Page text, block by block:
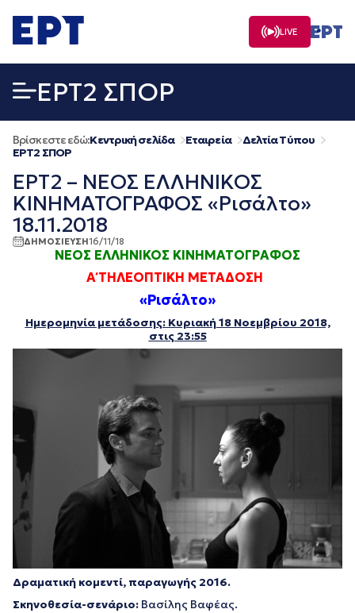
σε
περιεχόμενο
LIVE
EΡΤ2 ΣΠΟΡ
Βρίσκεστε εδώ:Κεντρική σελίδα Εταιρεία
Δελτία Τύπου
EΡΤ2 ΣΠΟΡ
ΕΡΤ2 – ΝΕΟΣ ΕΛΛΗΝΙΚΟΣ
ΚΙΝΗΜΑΤΟΓΡΑΦΟΣ «Ρισάλτο»
18.11.2018
ΔΗΜΟΣΙΕΥΣΗ16/11/18
ΝΕΟΣ ΕΛΛΗΝΙΚΟΣ ΚΙΝΗΜΑΤΟΓΡΑΦΟΣ
Α΄ ΤΗΛΕΟΠΤΙΚΗ ΜΕΤΑΔΟΣΗ
«Ρισάλτο»
Ημερομηνία μετάδοσης: Κυριακή 18 Νοεμβρίου 2018,
στις 23:55
Δραματική κομεντί, παραγωγής 2016.
Σκηνοθεσία-σενάριο: Βασίλης Βαφέας.